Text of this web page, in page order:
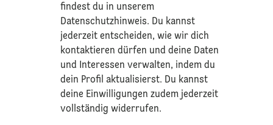
findest du in unserem
Datenschutzhinweis. Du kannst
jederzeit entscheiden, wie wir dich
kontaktieren dürfen und deine Daten
und Interessen verwalten, indem du
dein Profil aktualisierst. Du kannst
deine Einwilligungen zudem jederzeit
vollständig widerrufen.